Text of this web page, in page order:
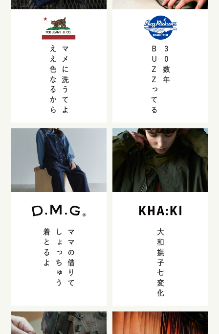
マメに洗うてよ
ええ色なるから
30
数年
BUZZ
ってる
ママの借りて
しょっちゅう
着とるよ 大和撫子七変化